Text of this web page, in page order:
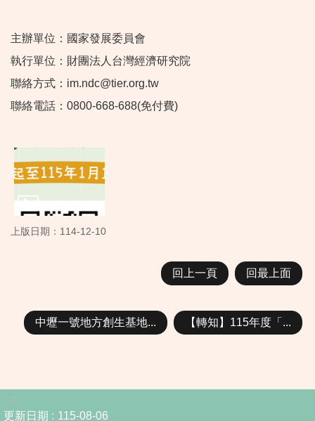
主辦單位：國家發展委員會
執行單位：財團法人台灣經濟研究院
聯絡方式：im.ndc@tier.org.tw
聯絡電話：0800-668-688(免付費)
上版日期：114-12-10
回上一頁 回最上面
中壢一號地方創生基地... 【轉知】115年度「...
:::
更新日期 115-08-06